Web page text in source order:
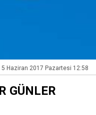
5 Haziran 2017 Pazartesi 12:58
GÜNLER